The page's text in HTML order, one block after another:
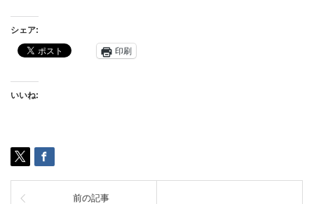
シェア:
印刷
いいね:
前の記事